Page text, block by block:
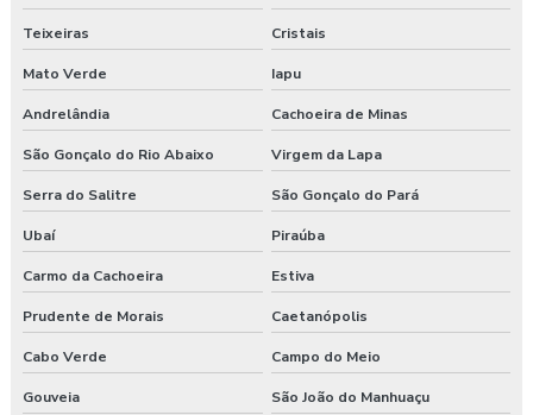
Teixeiras Cristais
Mato Verde Iapu
Andrelândia Cachoeira de Minas
São Gonçalo do Rio Abaixo Virgem da Lapa
Serra do Salitre São Gonçalo do Pará
Ubaí Piraúba
Carmo da Cachoeira Estiva
Prudente de Morais Caetanópolis
Cabo Verde Campo do Meio
Gouveia São João do Manhuaçu